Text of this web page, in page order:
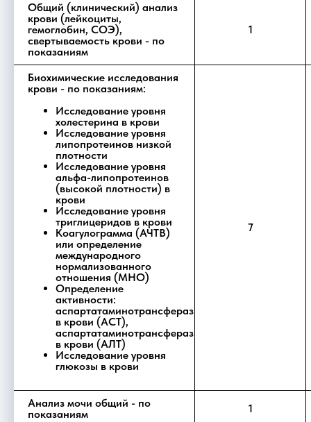
Общий (клинический) анализ
крови (лейкоциты,
гемоглобин, СОЭ),
свертываемость крови - по
показаниям
1
Биохимические исследования
крови - по показаниям:
Исследование уровня
холестерина в крови
Исследование уровня
липопротеинов низкой
плотности
Исследование уровня
альфа-липопротеинов
(высокой плотности) в
крови
Исследование уровня
триглицеридов в крови
Коагулограмма (АЧТВ)
или определение
международного
нормализованного
отношения (МНО)
Определение
активности:
аспартатаминотрансферазы
в крови (АСТ),
аспартатаминотрансферазы
в крови (АЛТ)
Исследование уровня
глюкозы в крови
7
Анализ мочи общий - по
показаниям
1